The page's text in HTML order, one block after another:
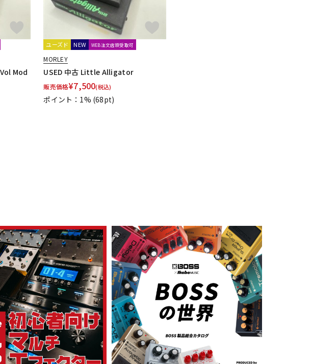
Mod
ユーズド NEW WEB注文店頭受取可
MORLEY
USED 中古 Little Alligator
販売価格¥7,500(税込)
ポイント：1% (68pt)